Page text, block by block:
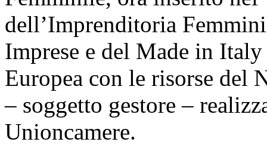
dell’Imprenditoria
Imprese e del Made in
Europea con le risorse del
– soggetto gestore –
Unioncamere.